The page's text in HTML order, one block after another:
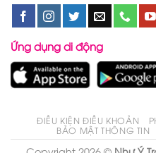
Ứng dụng di động
ĐIỀU KIỆN ĐIỀU KHOẢN
BẢO MẬT THÔNG TIN